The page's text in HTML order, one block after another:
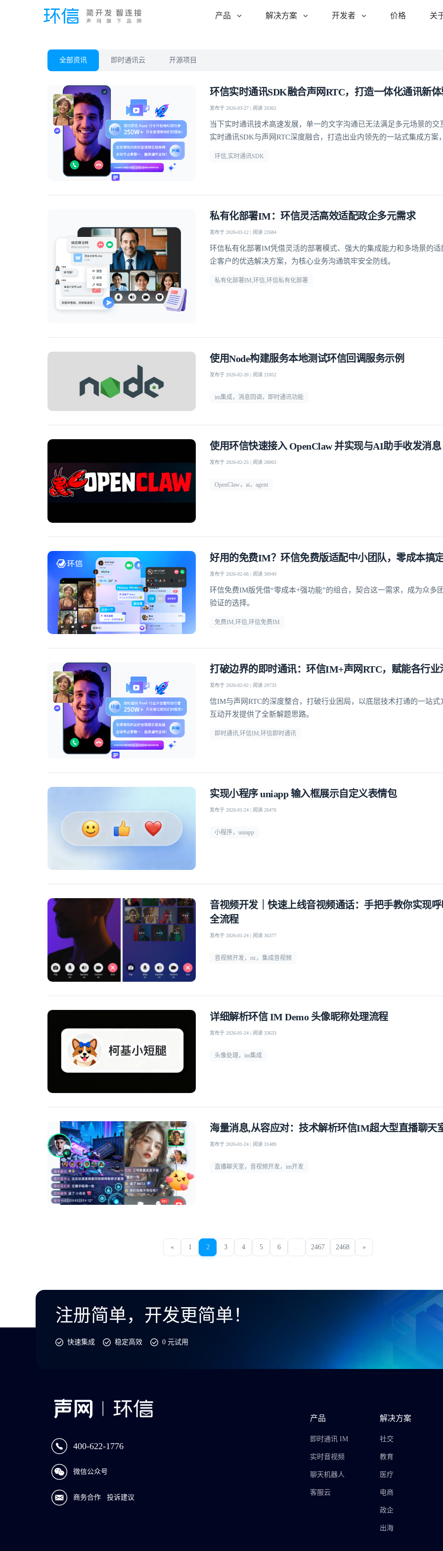
产品 解决方案 开发者 价格 关
全部资讯 即时通讯云 开源项目
环信实时通讯SDK融合声网RTC，打造一体化通讯新体
发布于 2026-03-27 | 阅读 20362
当下实时通讯技术高速发展，单一的文字沟通已无法满足多元场景的交
实时通讯SDK与声网RTC深度融合，打造出业内领先的一站式集成方案
环信,实时通讯SDK
私有化部署IM：环信灵活高效适配政企多元需求
发布于 2026-03-12 | 阅读 22684
环信私有化部署IM凭借灵活的部署模式、强大的集成能力和多场景的
企客户的优选解决方案，为核心业务沟通筑牢安全防线。
私有化部署IM,环信,环信私有化部署
使用Node构建服务本地测试环信回调服务示例
发布于 2026-02-26 | 阅读 21852
im集成，消息回调，即时通讯功能
使用环信快速接入 OpenClaw 并实现与AI助手收发消息
发布于 2026-02-25 | 阅读 28063
OpenClaw，ai，agent
好用的免费IM？环信免费版适配中小团队，零成本搞
发布于 2026-02-06 | 阅读 30949
环信免费IM版凭借“零成本+强功能”的组合，契合这一需求，成为众多
验证的选择。
免费IM,环信,环信免费IM
打破边界的即时通讯：环信IM+声网RTC，赋能各行业
发布于 2026-02-02 | 阅读 29733
信IM与声网RTC的深度整合，打破行业困局，以底层技术打通的一站式
互动开发提供了全新解题思路。
即时通讯,环信IM,环信即时通讯
实现小程序 uniapp 输入框展示自定义表情包
发布于 2026-01-24 | 阅读 26476
小程序，uniapp
音视频开发｜快速上线音视频通话：手把手教你实现
全流程
发布于 2026-01-24 | 阅读 36377
音视频开发，rtc，集成音视频
详细解析环信 IM Demo 头像昵称处理流程
发布于 2026-01-24 | 阅读 33633
头像处理，im集成
海量消息,从容应对：技术解析环信IM超大型直播聊天
发布于 2026-01-24 | 阅读 31489
直播聊天室，音视频开发，im开发
« 1 2 3 4 5 6 2467 2468 »
注册简单，开发更简单！
快速集成 稳定高效 0 元试用
400-622-1776
微信公众号
商务合作 投诉建议
产品
即时通讯 IM
实时音视频
聊天机器人
客服云
解决方案
社交
教育
医疗
电商
政企
出海
我已阅读并同意通讯云服务条款和 通讯云隐私政策
不了，谢谢